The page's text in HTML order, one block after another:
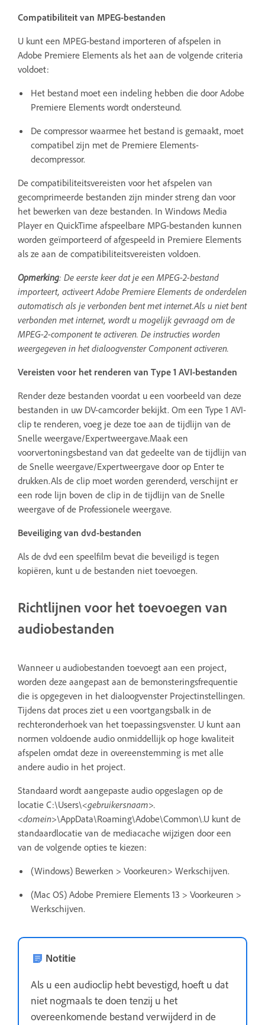
Compatibiliteit van MPEG-bestanden
U kunt een MPEG-bestand importeren of afspelen in
Adobe Premiere Elements als het aan de volgende criteria
voldoet:
Het bestand moet een indeling hebben die door Adobe
Premiere Elements wordt ondersteund.
De compressor waarmee het bestand is gemaakt, moet
compatibel zijn met de Premiere Elements-
decompressor.
De compatibiliteitsvereisten voor het afspelen van
gecomprimeerde bestanden zijn minder streng dan voor
het bewerken van deze bestanden. In Windows Media
Player en QuickTime afspeelbare MPG-bestanden kunnen
worden geïmporteerd of afgespeeld in Premiere Elements
als ze aan de compatibiliteitsvereisten voldoen.
Opmerking: De eerste keer dat je een MPEG-2-bestand
importeert, activeert Adobe Premiere Elements de onderdelen
automatisch als je verbonden bent met internet.Als u niet bent
verbonden met internet, wordt u mogelijk gevraagd om de
MPEG-2-component te activeren. De instructies worden
weergegeven in het dialoogvenster Component activeren.
Vereisten voor het renderen van Type 1 AVI-bestanden
Render deze bestanden voordat u een voorbeeld van deze
bestanden in uw DV-camcorder bekijkt. Om een Type 1 AVI-
clip te renderen, voeg je deze toe aan de tijdlijn van de
Snelle weergave/Expertweergave.Maak een
voorvertoningsbestand van dat gedeelte van de tijdlijn van
de Snelle weergave/Expertweergave door op Enter te
drukken.Als de clip moet worden gerenderd, verschijnt er
een rode lijn boven de clip in de tijdlijn van de Snelle
weergave of de Professionele weergave.
Beveiliging van dvd-bestanden
Als de dvd een speelfilm bevat die beveiligd is tegen
kopiëren, kunt u de bestanden niet toevoegen.
Richtlijnen voor het toevoegen van
audiobestanden
Wanneer u audiobestanden toevoegt aan een project,
worden deze aangepast aan de bemonsteringsfrequentie
die is opgegeven in het dialoogvenster Projectinstellingen.
Tijdens dat proces ziet u een voortgangsbalk in de
rechteronderhoek van het toepassingsvenster. U kunt aan
normen voldoende audio onmiddellijk op hoge kwaliteit
afspelen omdat deze in overeenstemming is met alle
andere audio in het project.
Standaard wordt aangepaste audio opgeslagen op de
locatie C:\Users\<gebruikersnaam>.
<domein>\AppData\Roaming\Adobe\Common\.U kunt de
standaardlocatie van de mediacache wijzigen door een
van de volgende opties te kiezen:
(Windows) Bewerken > Voorkeuren> Werkschijven.
(Mac OS) Adobe Premiere Elements 13 > Voorkeuren >
Werkschijven.
Notitie
Als u een audioclip hebt bevestigd, hoeft u dat
niet nogmaals te doen tenzij u het
overeenkomende bestand verwijderd in de